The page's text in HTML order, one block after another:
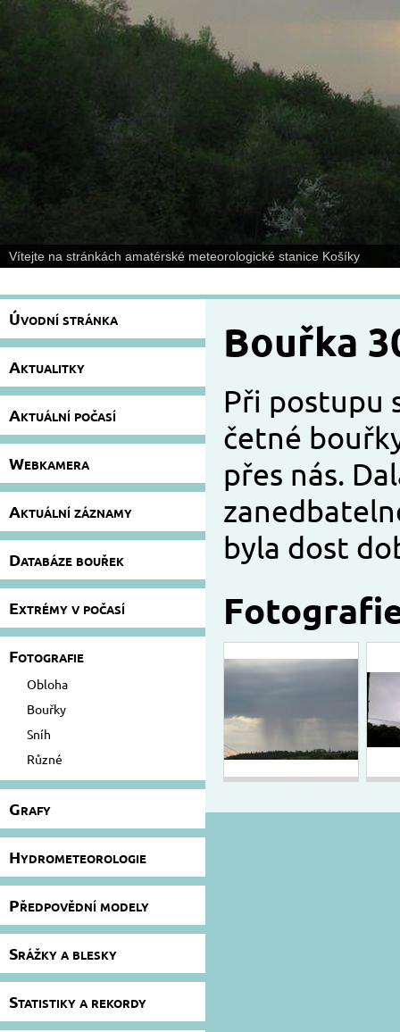
Vítejte na stránkách amatérské meteorologické stanice Košíky
Úvodní stránka
Aktualitky
Aktuální počasí
Webkamera
Aktuální záznamy
Databáze bouřek
Extrémy v počasí
Fotografie
Obloha
Bouřky
Sníh
Různé
Grafy
Hydrometeorologie
Předpovědní modely
Srážky a blesky
Statistiky a rekordy
Bouřka
Při postupu
četné
přes nás.
byla dost